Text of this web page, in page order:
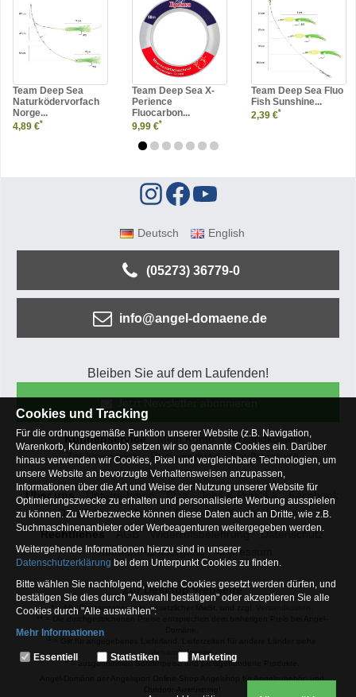
Team Deep Sea
Naturködervorfach
Norge...
4,89 €*
Team Deep Sea X-
Perience
Fluocarbon...
9,99 €*
Team Deep Sea Fluo
Fish Sunshine...
2,39 €*
Deutsch English
(05273) 36779-0
info@angel-domaene.de
Bleiben Sie auf dem Laufenden!
Kundenservice Mein Konto
Versandkosten
Zahlungsarten
Rücksendung
Kaufberatung
Häufige Fragen
Über uns
Unternehmen Blog Jobs & Praktika
Facebook
Osterfeldsee
Archiv Sitemap
Kontaktformular
Rechtliches
AGB Widerrufsbelehrung
Datenschutz
Altbatterie-Entsorgung
Impressum
Zur Desktop Webseite
* = Alle Preisangaben inkl. gesetzlicher MwSt. und zzgl.
Versandinfoseite.
2= ausgenommen Sonderpeise und preisgebundene Produkte.
Cookies und Tracking
Für die ordnungsgemäße Funktion unserer Website (z.B. Navigation,
Warenkorb, Kundenkonto) setzen wir so genannte Cookies ein. Darüber
hinaus verwenden wir Cookies, Pixel und vergleichbare Technologien, um
unsere Website an bevorzugte Verhaltensweisen anzupassen,
Informationen über die Art und Weise der Nutzung unserer Website für
Optimierungszwecke zu erhalten und personalisierte Werbung ausspielen
zu können. Zu Werbezwecke können diese Daten auch an Dritte, wie z.B.
Suchmaschinenanbieter oder Werbeagenturen weitergegeben werden.
Weitergehende Informationen hierzu sind in unserer
Datenschutzerklärung bei dem Unterpunkt Cookies zu finden.
Bitte wählen Sie nachfolgend, welche Cookies gesetzt werden dürfen, und
bestätigen Sie dies durch "Auswahl bestätigen" oder akzeptieren Sie alle
Cookies durch "Alle auswählen":
Mehr Informationen
Essentiell
Essentiell Statistiken Marketing